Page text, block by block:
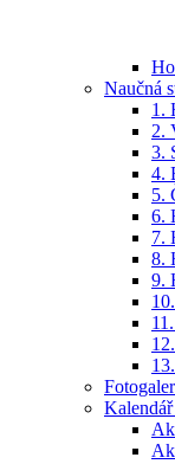
Naučná
1.
2.
3.
4.
5.
6.
7.
8.
9.